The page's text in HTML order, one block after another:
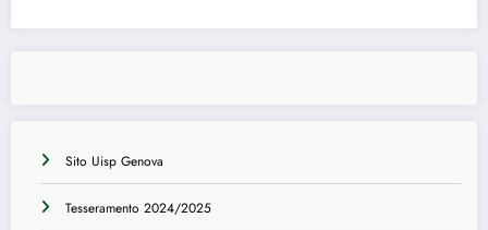
Sito Uisp Genova
Tesseramento 2024/2025